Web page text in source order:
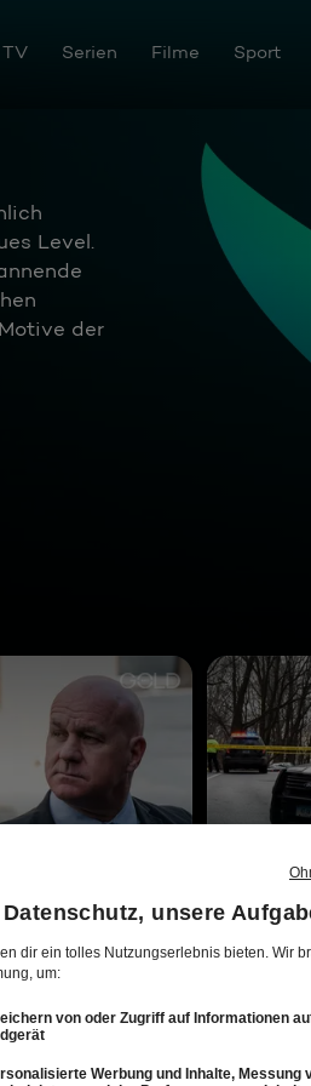
Serien Filme Sport
Level.
der
Böse im Blick - Augenzeuge
3 Staffeln